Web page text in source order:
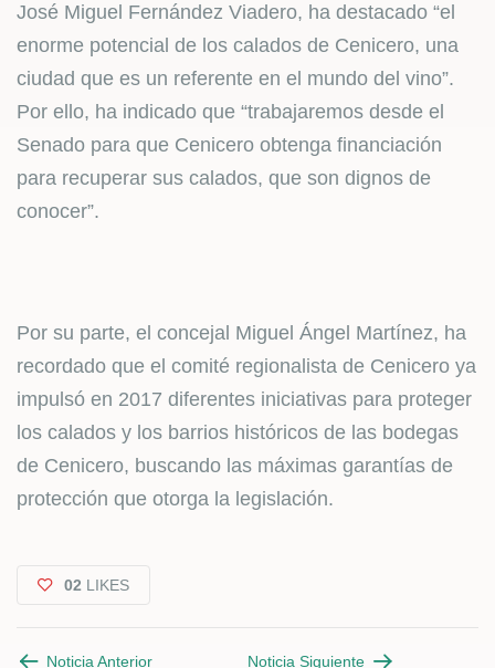
José Miguel Fernández Viadero, ha destacado “el
enorme potencial de los calados de Cenicero, una
ciudad que es un referente en el mundo del vino”.
Por ello, ha indicado que “trabajaremos desde el
Senado para que Cenicero obtenga financiación
para recuperar sus calados, que son dignos de
conocer”.
Por su parte, el concejal Miguel Ángel Martínez, ha
recordado que el comité regionalista de Cenicero ya
impulsó en 2017 diferentes iniciativas para proteger
los calados y los barrios históricos de las bodegas
de Cenicero, buscando las máximas garantías de
protección que otorga la legislación.
02 LIKES
Noticia Anterior Noticia Siguiente